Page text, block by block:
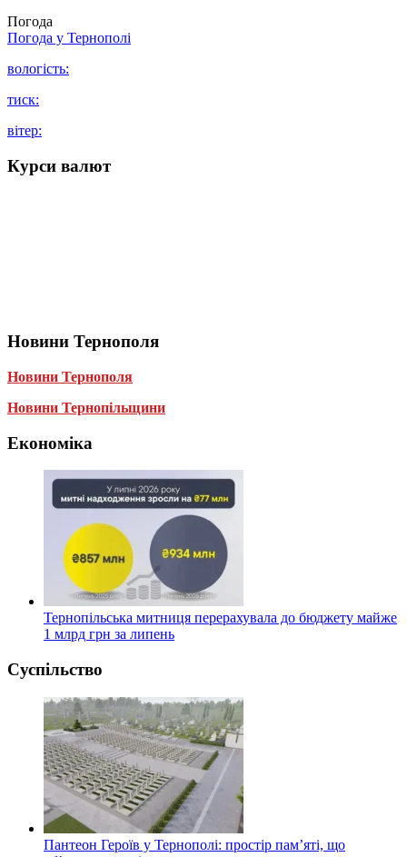
Погода
Погода у Тернополі
вологість:
тиск:
вітер:
Курси валют
Новини Тернополя
Новини Тернополя
Новини Тернопільщини
Економіка
Тернопільська митниця перерахувала до бюджету майже
1 млрд грн за липень
Суспільство
Пантеон Героїв у Тернополі: простір пам’яті, що